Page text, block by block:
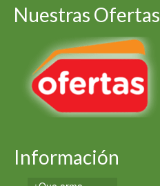
Nuestras Ofertas
Información